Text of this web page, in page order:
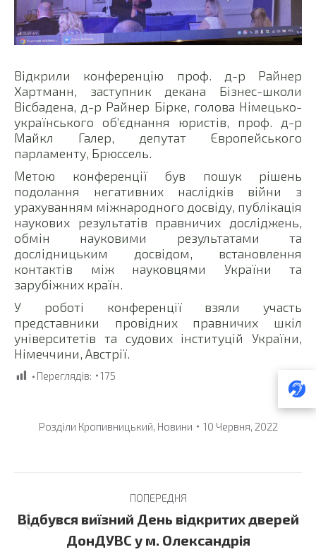
Відкрили конференцію проф. д-р Райнер
Хартманн, заступник декана Бізнес-школи
Вісбадена, д-р Райнер Бірке, голова Німецько-
українського об’єднання юристів, проф. д-р
Майкл Галер, депутат Європейського
парламенту, Брюссель.
Метою конференції був пошук рішень
подолання негативних наслідків війни з
урахуванням міжнародного досвіду, публікація
наукових результатів правничих досліджень,
обмін науковими результатами та
дослідницьким досвідом, встановлення
контактів між науковцями України та
зарубіжних країн.
У роботі конференції взяли участь
представники провідних правничих шкіл
університетів та судових інституцій України,
Німеччини, Австрії.
Переглядів: 175
Розділи Кропивницький, Новини 10 Червня, 2022
navigation
ПОПЕРЕДНЯ
Previous
post:
Відбувся виїзний День відкритих дверей
ДонДУВС у м. Олександрія